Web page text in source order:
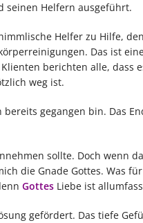
seinen Helfern ausgeführt.
Helfer zu Hilfe,
Das ist
berichten alle, dass
weg ist.
gegangen bin. Das
sollte. Doch wenn
die Gnade Gottes. Was
GottesLiebe ist
gefördert. Das tiefe